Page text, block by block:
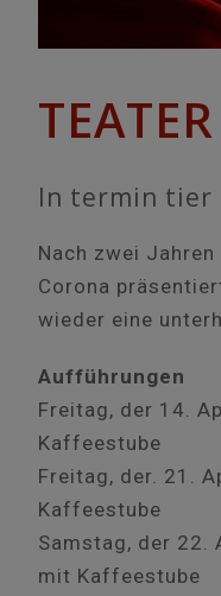
In termin tier
Nach zwei
Corona
wieder eine
Aufführungen
Freitag, der 14.
Kaffeestube
Freitag, der. 21.
Kaffeestube
Samstag, der 22.
mit Kaffeestube